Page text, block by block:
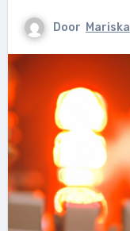
Door Mariska